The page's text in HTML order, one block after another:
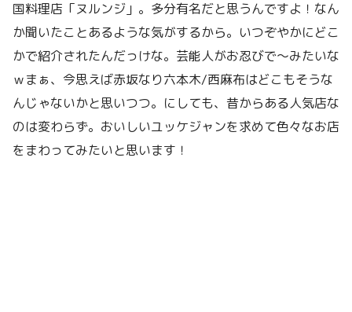
国料理店「ヌルンジ」。多分有名だと思うんですよ！なん
か聞いたことあるような気がするから。いつぞやかにどこ
かで紹介されたんだっけな。芸能人がお忍びで〜みたいな
ｗまぁ、今思えば赤坂なり六本木/西麻布はどこもそうな
んじゃないかと思いつつ。にしても、昔からある人気店な
のは変わらず。おいしいユッケジャンを求めて色々なお店
をまわってみたいと思います！